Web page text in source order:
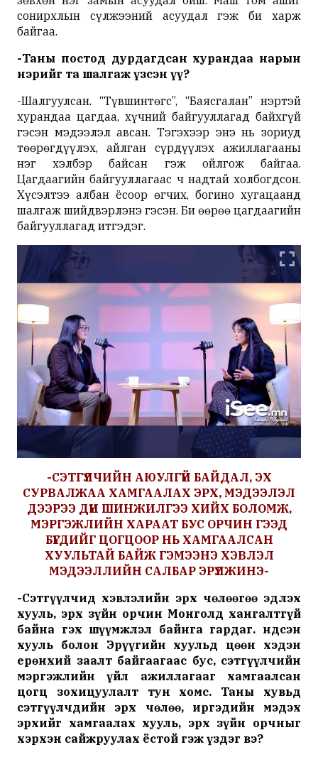
сонирхлын сүлжээний асуудал гэж би харж
байгаа.
-Таны постод дурдагдсан хурандаа нарын
нэрийг та шалгаж үзсэн үү?
-Шалгуулсан. “Түвшинтөгс”, “Баясгалан” нэртэй
хурандаа цагдаа, хүчний байгууллагад байхгүй
гэсэн мэдээлэл авсан. Тэгэхээр энэ нь зориуд
төөрөгдүүлэх, айлган сүрдүүлэх ажиллагааны
нэг хэлбэр байсан гэж ойлгож байгаа.
Цагдаагийн байгууллагаас ч надтай холбогдсон.
Хүсэлтээ албан ёсоор өгчих, богино хугацаанд
шалгаж шийдвэрлэнэ гэсэн. Би өөрөө цагдаагийн
байгууллагад итгэдэг.
-СЭТГҮҮЛЧИЙН АЮУЛГҮЙ БАЙДАЛ, ЭХ
СУРВАЛЖАА ХАМГААЛАХ ЭРХ, МЭДЭЭЛЭЛ
ДЭЭРЭЭ ДҮН ШИНЖИЛГЭЭ ХИЙХ БОЛОМЖ,
МЭРГЭЖЛИЙН ХАРААТ БУС ОРЧИН ГЭЭД
БҮГДИЙГ ЦОГЦООР НЬ ХАМГААЛСАН
ХУУЛЬТАЙ БАЙЖ ГЭМЭЭНЭ ХЭВЛЭЛ
МЭДЭЭЛЛИЙН САЛБАР ЭРҮҮЛЖИНЭ-
-Сэтгүүлчид хэвлэлийн эрх чөлөөгөө эдлэх
хууль, эрх зүйн орчин Монголд хангалтгүй
байна гэх шүүмжлэл байнга гардаг. Үндсэн
хууль болон Эрүүгийн хуульд цөөн хэдэн
ерөнхий заалт байгаагаас бус, сэтгүүлчийн
мэргэжлийн үйл ажиллагааг хамгаалсан
цогц зохицуулалт тун хомс. Таны хувьд
сэтгүүлчдийн эрх чөлөө, иргэдийн мэдэх
эрхийг хамгаалах хууль, эрх зүйн орчныг
хэрхэн сайжруулах ёстой гэж үздэг вэ?